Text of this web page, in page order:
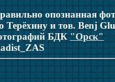
опознанная
Терёхину и тов. Benj
БДК"Орск"